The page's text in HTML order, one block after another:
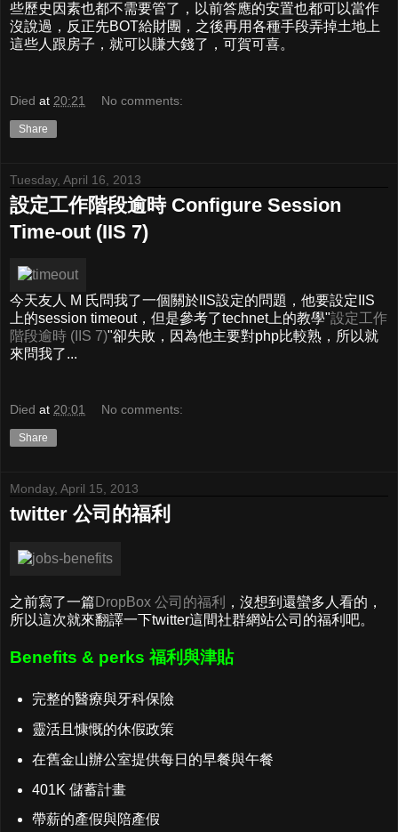
些歷史因素也都不需要管了，以前答應的安置也都可以當作
沒說過，反正先BOT給財團，之後再用各種手段弄掉土地上
這些人跟房子，就可以賺大錢了，可賀可喜。
Died at 20:21 No comments:
Share
Tuesday, April 16, 2013
設定工作階段逾時 Configure Session
Time-out (IIS 7)
今天友人 M 氏問我了一個關於IIS設定的問題，他要設定IIS
上的session timeout，但是參考了technet上的教學"設定工作
階段逾時 (IIS 7)"卻失敗，因為他主要對php比較熟，所以就
來問我了...
Died at 20:01 No comments:
Share
Monday, April 15, 2013
twitter 公司的福利
之前寫了一篇 DropBox 公司的福利
，沒想到還蠻多人看的，
所以這次就來翻譯一下twitter這間社群網站公司的福利吧。
Benefits & perks 福利與津貼
完整的醫療與牙科保險
靈活且慷慨的休假政策
在舊金山辦公室提供每日的早餐與午餐
401K 儲蓄計畫
帶薪的產假與陪產假